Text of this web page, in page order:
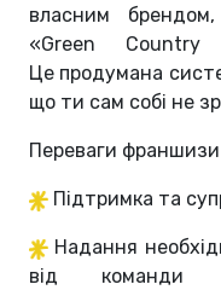
власним
«Green
Це продумана
що ти сам собі не
Переваги франшизи
Підтримка та
Надання
від команди